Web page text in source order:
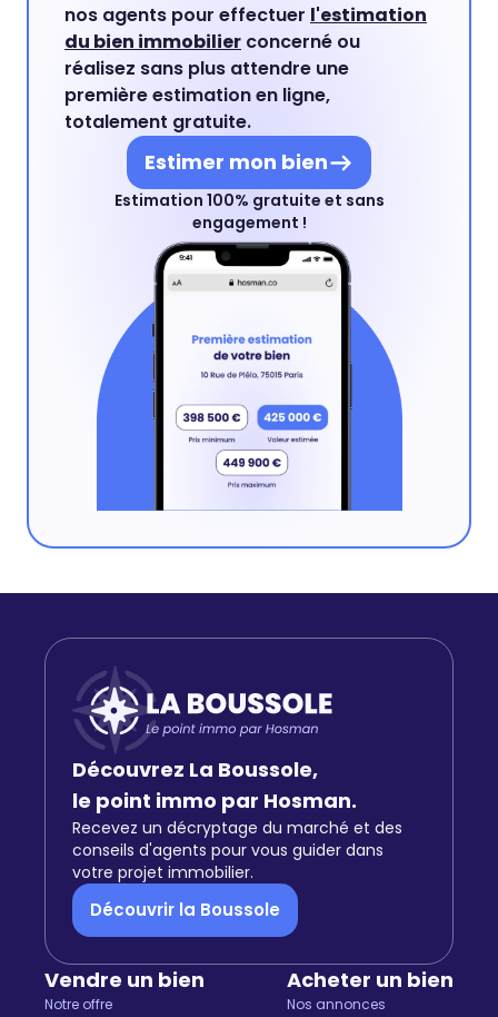
nos agents pour effectuer l'estimation
du bien immobilier concerné ou
réalisez sans plus attendre une
première estimation en ligne,
totalement gratuite.
Estimer mon bien
Estimation 100% gratuite et sans
engagement !
Découvrez La Boussole,
le point immo par Hosman.
Recevez un décryptage du marché et des
conseils d'agents pour vous guider dans
votre projet immobilier.
Découvrir la Boussole
Vendre un bien
Notre offre
Acheter un bien
Nos annonces